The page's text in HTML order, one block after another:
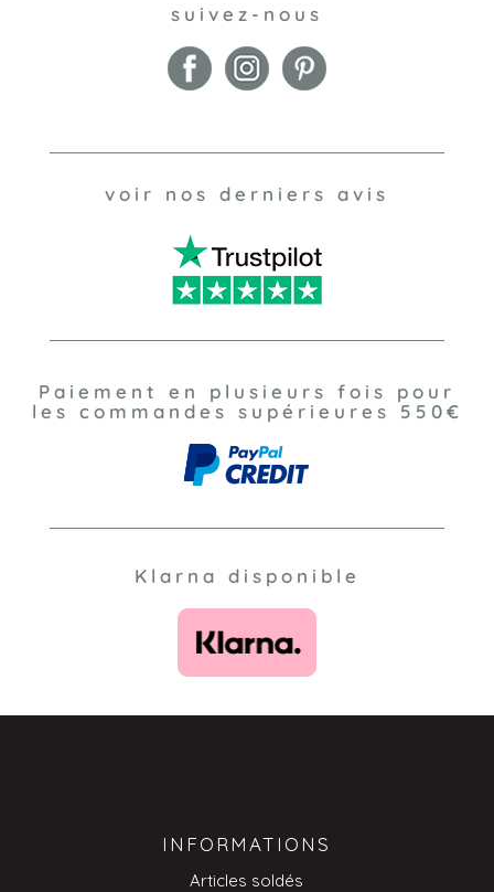
suivez-nous
voir nos derniers avis
Paiement en plusieurs fois pour
les commandes supérieures 550€
Klarna disponible
INFORMATIONS
Articles soldés